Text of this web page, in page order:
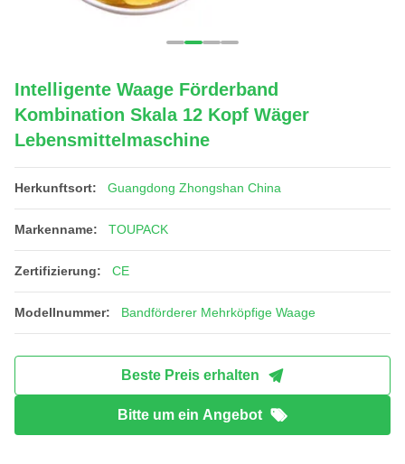
Intelligente Waage Förderband
Kombination Skala 12 Kopf Wäger
Lebensmittelmaschine
Herkunftsort: Guangdong Zhongshan China
Markenname: TOUPACK
Zertifizierung: CE
Modellnummer: Bandförderer Mehrköpfige Waage
Beste Preis erhalten
Bitte um ein Angebot